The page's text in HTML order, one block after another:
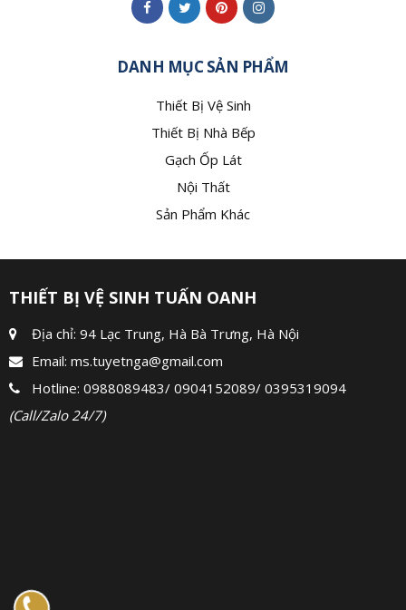
DANH MỤC SẢN PHẨM
Thiết Bị Vệ Sinh
Thiết Bị Nhà Bếp
Gạch Ốp Lát
Nội Thất
Sản Phẩm Khác
THIẾT BỊ VỆ SINH TUẤN OANH
Địa chỉ: 94 Lạc Trung, Hà Bà Trưng, Hà Nội
Email: ms.tuyetnga@gmail.com
Hotline: 0988089483/ 0904152089/ 0395319094
(Call/Zalo 24/7)